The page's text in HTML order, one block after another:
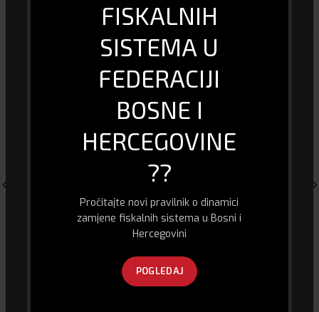
FISKALNIH
SISTEMA U
FEDERACIJI
BOSNE I
HERCEGOVINE
??
Pročitajte novi pravilnik o dinamici
zamjene fiskalnih sistema u Bosni i
Hercegovini
POGLEDAJ
XBox One / PS4 / PS3